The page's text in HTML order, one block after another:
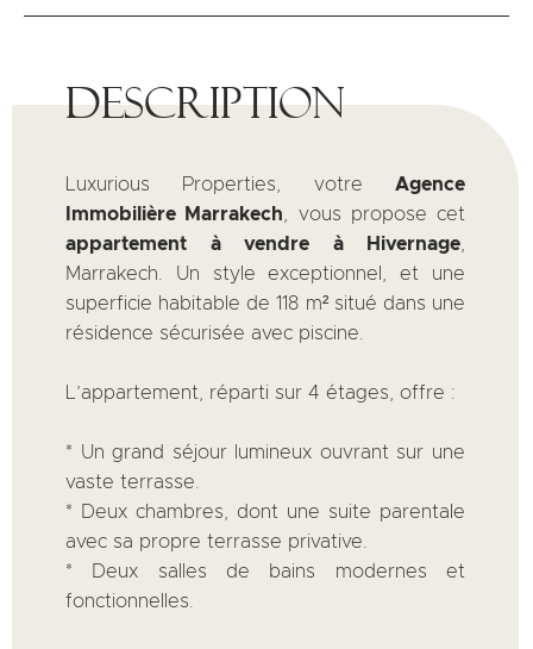
Description
Luxurious Properties, votre Agence
Immobilière Marrakech , vous propose cet
appartement à vendre à Hivernage
Marrakech. Un style exceptionnel, et une
superficie habitable de 118 m² situé dans une
résidence sécurisée avec piscine.
L’appartement, réparti sur 4 étages, offre :
* ⁠Un grand séjour lumineux ouvrant sur une
vaste terrasse.
* ⁠Deux chambres, dont une suite parentale
avec sa propre terrasse privative.
* ⁠Deux salles de bains modernes et
fonctionnelles.